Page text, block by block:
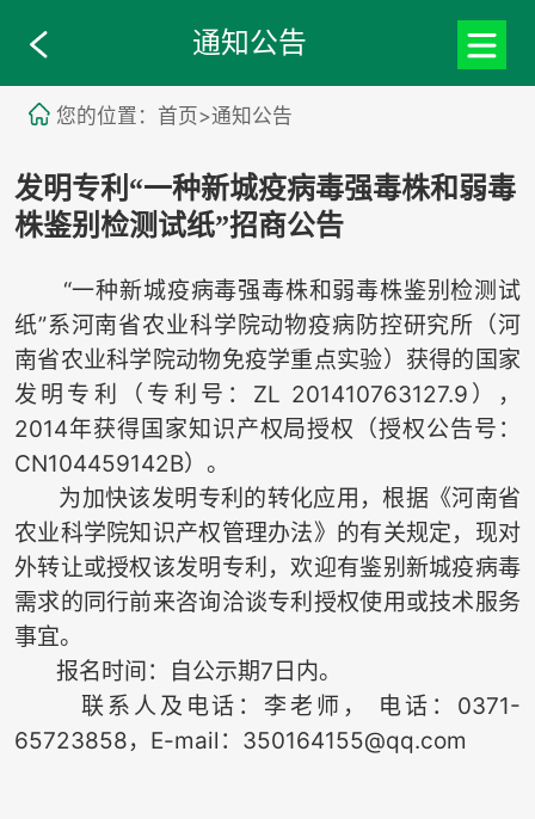
通知公告
您的位置：首页>通知公告
发明专利“一种新城疫病毒强毒株和弱毒
株鉴别检测试纸”招商公告
“一种新城疫病毒强毒株和弱毒株鉴别检测试
纸”系河南省农业科学院动物疫病防控研究所（河
南省农业科学院动物免疫学重点实验）获得的国家
发明专利（专利号：ZL 201410763127.9），
2014年获得国家知识产权局授权（授权公告号：
CN104459142B）。
为加快该发明专利的转化应用，根据《河南省
农业科学院知识产权管理办法》的有关规定，现对
外转让或授权该发明专利，欢迎有鉴别新城疫病毒
需求的同行前来咨询洽谈专利授权使用或技术服务
事宜。
报名时间：自公示期7日内。
联系人及电话：李老师， 电话：0371-
65723858，E-mail：350164155@qq.com